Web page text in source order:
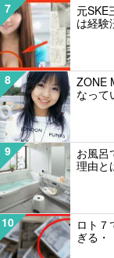
7
元SKE
は経験
8
ZONE
なっ
9
お風呂
理由と
10
ロト７
ぎる・